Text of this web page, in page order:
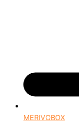
MERIVOBOX